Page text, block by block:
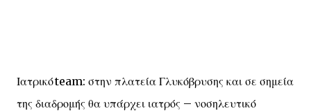
Ιατρικό team: στην πλατεία Γλυκόβρυσης και σε σημεία
της διαδρομής θα υπάρχει ιατρός – νοσηλευτικό